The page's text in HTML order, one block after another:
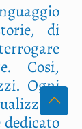
di
Cosi,
Ogni